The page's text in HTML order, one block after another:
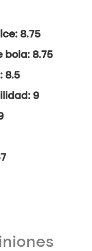
8.75
bola: 8.75
8.5
9